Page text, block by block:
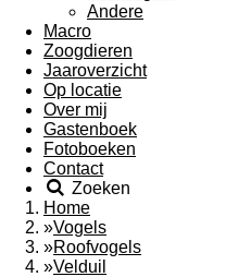
Andere
Macro
Zoogdieren
Jaaroverzicht
Op locatie
Over mij
Gastenboek
Fotoboeken
Contact
Zoeken
Home
»Vogels
»Roofvogels
»Velduil